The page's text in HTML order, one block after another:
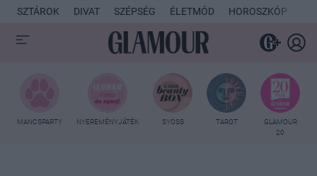
SZTÁROK DIVAT SZÉPSÉG ÉLETMÓD HOROSZKÓP
MANCSPARTY NYEREMÉNYJÁTÉK SYOSS TAROT
GLAMOUR
20